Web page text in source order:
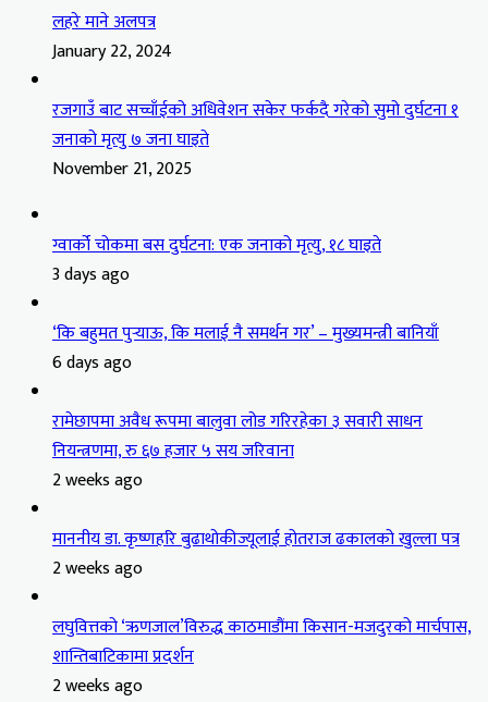
लहरे माने अलपत्र
January 22, 2024
रजगाउँ बाट सच्चाँईको अधिवेशन सकेर फर्कदै गरेको सुमो दुर्घटना १
जनाको मृत्यु ७ जना घाइते
November 21, 2025
ग्वार्को चोकमा बस दुर्घटना: एक जनाको मृत्यु, १८ घाइते
3 days ago
‘कि बहुमत पुर्‍याऊ, कि मलाई नै समर्थन गर’ – मुख्यमन्त्री बानियाँ
6 days ago
रामेछापमा अवैध रूपमा बालुवा लोड गरिरहेका ३ सवारी साधन
नियन्त्रणमा, रु ६७ हजार ५ सय जरिवाना
2 weeks ago
माननीय डा. कृष्णहरि बुढाथोकीज्यूलाई होतराज ढकालको खुल्ला पत्र
2 weeks ago
लघुवित्तको ‘ऋणजाल’विरुद्ध काठमाडौंमा किसान-मजदुरको मार्चपास,
शान्तिबाटिकामा प्रदर्शन
2 weeks ago